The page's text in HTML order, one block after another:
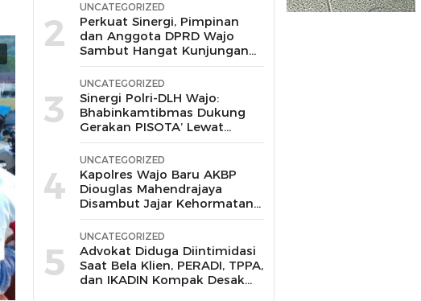
2
UNCATEGORIZED
Perkuat Sinergi, Pimpinan
dan Anggota DPRD Wajo
Sambut Hangat Kunjungan
Silaturahmi Kapolres Wajo
yang Baru,
3
UNCATEGORIZED
Sinergi Polri-DLH Wajo:
Bhabinkamtibmas Dukung
Gerakan PISOTA’ Lewat
Motor Sampah
4
UNCATEGORIZED
Kapolres Wajo Baru AKBP
Diouglas Mahendrajaya
Disambut Jajar Kehormatan
dan Tari Padduppa
5
UNCATEGORIZED
Advokat Diduga Diintimidasi
Saat Bela Klien, PERADI, TPPA,
dan IKADIN Kompak Desak